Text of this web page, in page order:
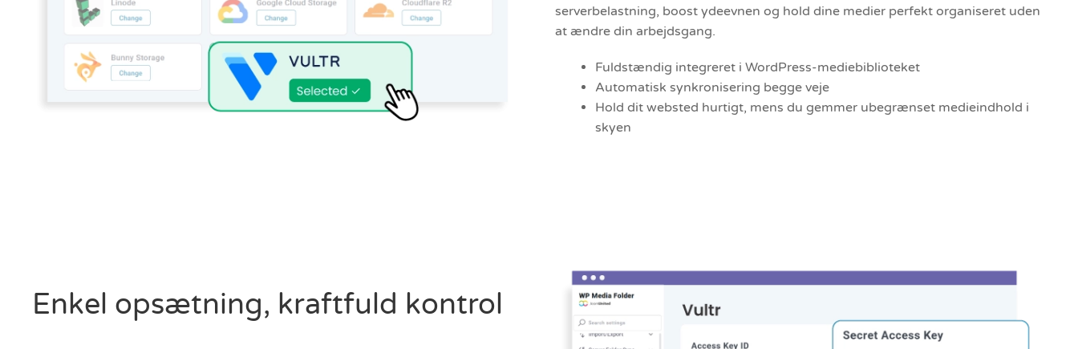
serverbelastning, boost ydeevnen og hold dine medier perfekt organiseret uden
at ændre din arbejdsgang.
Fuldstændig integreret i WordPress-mediebiblioteket
Automatisk synkronisering begge veje
Hold dit websted hurtigt, mens du gemmer ubegrænset medieindhold i
skyen
Enkel opsætning, kraftfuld kontrol